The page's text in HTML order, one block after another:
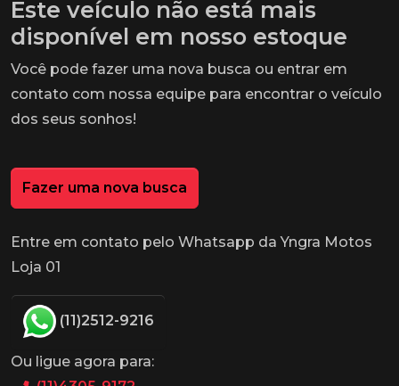
Este veículo não está mais
disponível em nosso estoque
Você pode fazer uma nova busca ou entrar em
contato com nossa equipe para encontrar o veículo
dos seus sonhos!
Fazer uma nova busca
Entre em contato pelo Whatsapp da Yngra Motos
Loja 01
(11)2512-9216
Ou ligue agora para: